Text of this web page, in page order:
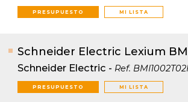
PRESUPUESTO MI LISTA
Schneider Electric Lexium
Schneider Electric - Ref.
PRESUPUESTO MI LISTA